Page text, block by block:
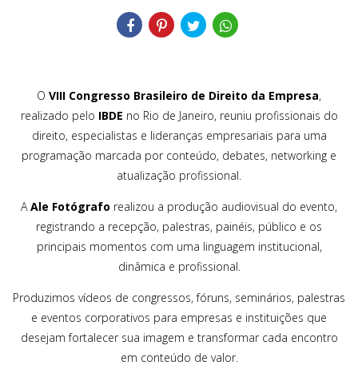
O VIII Congresso Brasileiro de Direito da Empresa,
realizado pelo IBDE no Rio de Janeiro, reuniu profissionais do
direito, especialistas e lideranças empresariais para uma
programação marcada por conteúdo, debates, networking e
atualização profissional.
A Ale Fotógrafo realizou a produção audiovisual do evento,
registrando a recepção, palestras, painéis, público e os
principais momentos com uma linguagem institucional,
dinâmica e profissional.
Produzimos vídeos de congressos, fóruns, seminários, palestras
e eventos corporativos para empresas e instituições que
desejam fortalecer sua imagem e transformar cada encontro
em conteúdo de valor.